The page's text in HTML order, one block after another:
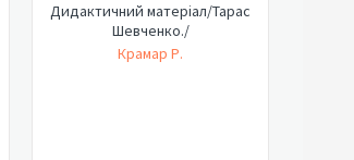
Дидактичний матеріал/Тарас
Шевченко./
Крамар Р.